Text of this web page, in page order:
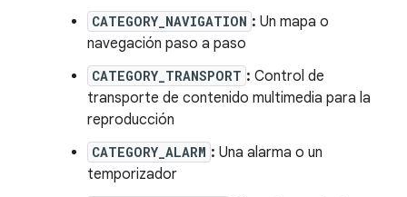
CATEGORY_NAVIGATION : Un mapa o
navegación paso a paso
CATEGORY_TRANSPORT : Control de
transporte de contenido multimedia para la
reproducción
CATEGORY_ALARM : Una alarma o un
temporizador